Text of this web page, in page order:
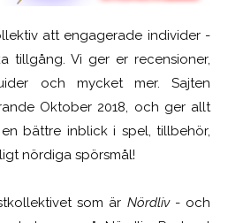
att engagerade individer -
tillgång. Vi ger er recensioner,
och mycket mer. Sajten
Oktober 2018, och ger allt
bättre inblick i spel, tillbehör,
nördiga spörsmål!
som är Nördliv- och